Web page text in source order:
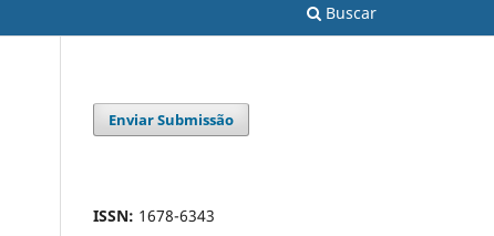
Buscar
Enviar Submissão
ISSN: 1678-6343